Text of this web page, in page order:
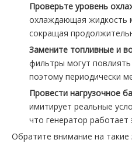
Проверьте уровень
охлаждающая жидкость
сокращая
Замените топливные и
фильтры могут
поэтому периодически
Провести нагрузочное
имитирует реальные
что генератор работает
Обратите внимание на такие